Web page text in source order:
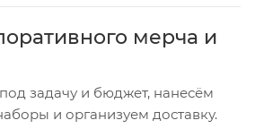
мерча и
задачу и бюджет, нанесём
и организуем доставку.